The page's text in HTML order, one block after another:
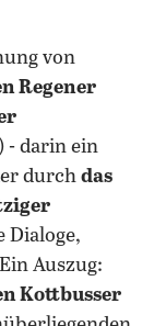
von
Regener
- darin ein
durch das
Dialoge,
Auszug:
Kottbusser